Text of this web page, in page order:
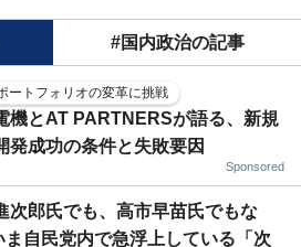
#国内政治の記事
ートフォリオの変革に挑戦
機とAT PARTNERSが語る、新規
発成功の条件と失敗要因
Sponsored
次郎氏でも、高市早苗氏でもな
ま自民党内で急浮上している「次